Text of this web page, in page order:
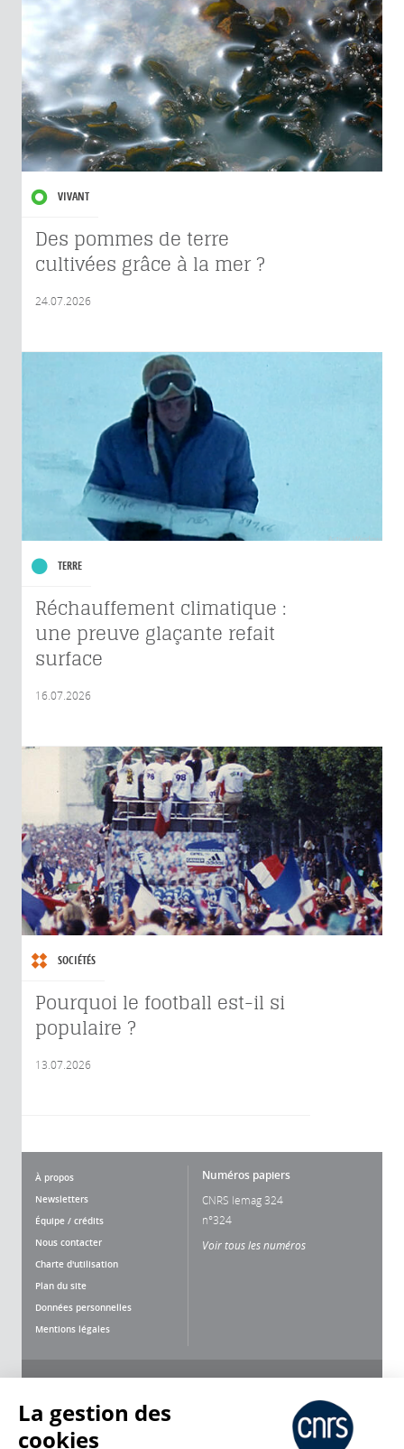
VIVANT
Des pommes de terre
cultivées grâce à la mer ?
24.07.2026
TERRE
Réchauffement climatique :
une preuve glaçante refait
surface
16.07.2026
SOCIÉTÉS
Pourquoi le football est-il si
populaire ?
13.07.2026
À propos
Newsletters
Équipe / crédits
Nous contacter
Charte d'utilisation
Plan du site
Données personnelles
Mentions légales
Numéros papiers
CNRS lemag 324
n°324
Voir tous les numéros
La gestion des
cookies